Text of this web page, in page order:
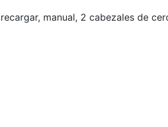
manual, 2 cabezales de